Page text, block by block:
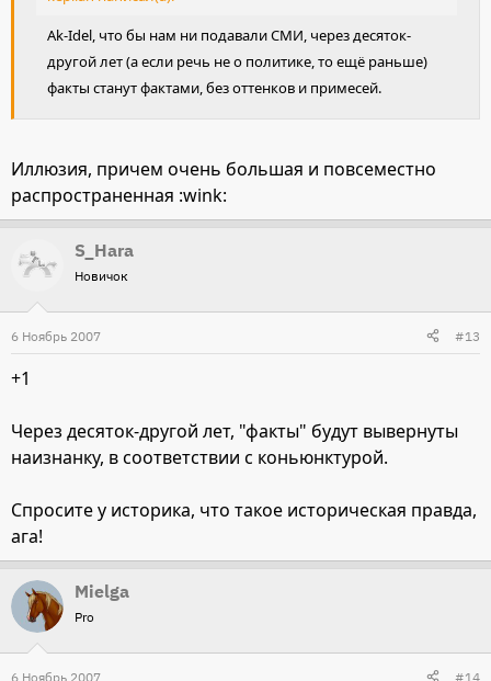
Ak-Idel, что бы нам ни подавали СМИ, через десяток-
другой лет (а если речь не о политике, то ещё раньше)
факты станут фактами, без оттенков и примесей.
Иллюзия, причем очень большая и повсеместно
распространенная :wink:
S_Hara
Новичок
6 Ноябрь 2007 #13
+1
Через десяток-другой лет, "факты" будут вывернуты
наизнанку, в соответствии с коньюнктурой.
Спросите у историка, что такое историческая правда,
ага!
Mielga
Pro
6 Ноябрь 2007 #14